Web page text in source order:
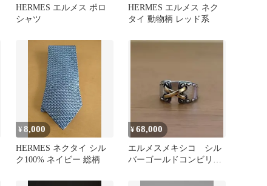
HERMES エルメス ポロ
シャツ
HERMES エルメス ネク
タイ 動物柄 レッド系
¥8,000
HERMES ネクタイ シル
ク100% ネイビー 総柄
¥68,000
エルメスメキシコ シル
バーゴールドコンビリン